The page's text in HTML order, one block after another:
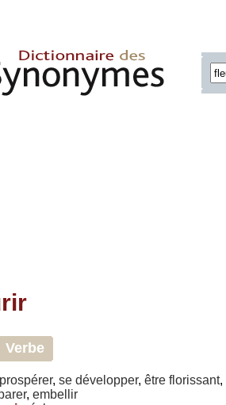
Verbe
prospérer, se développer, être florissant,
, embellir